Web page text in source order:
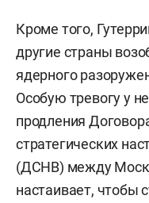
Кроме того,
другие страны
ядерного
Особую тревогу у
продления
стратегических
(ДСНВ) между
настаивает, чтобы